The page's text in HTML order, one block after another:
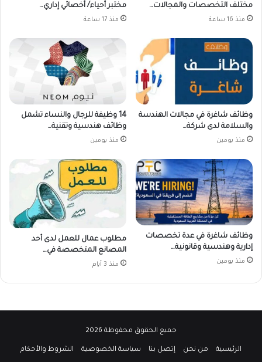
مختلف التخصصات والمجالات…
منذ 16 ساعة
مختبر أحياء/ أخصائي إداري…
منذ 17 ساعة
وظائف شاغرة في مجالات الهندسة
والسلامة لدى شركة…
منذ يومين
14 وظيفة للرجال والنساء تشمل
وظائف هندسية وتقنية…
منذ يومين
وظائف شاغرة في عدة تخصصات
إدارية وهندسية وقانونية…
منذ يومين
مطلوب عمال للعمل لدى أحد
المصانع المتخصصة في…
منذ 3 أيام
جميع الحقوق محفوظة 2026
الرئيسية من نحن إتصل بنا سياسة الخصوصية الشروط والأحكام